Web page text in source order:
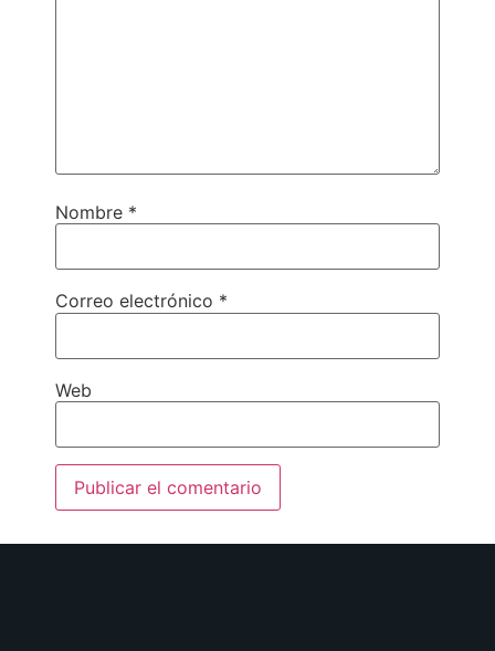
Nombre *
Correo electrónico *
Web